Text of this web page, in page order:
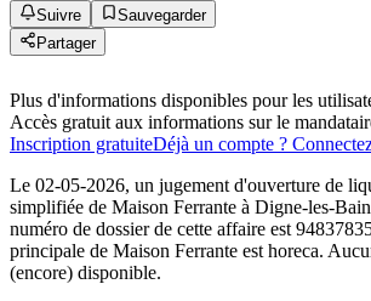
Suivre
Sauvegarder
Partager
Plus d'informations disponibles pour les
Accès gratuit aux informations sur le
Inscription gratuiteDéjà un compte ?
Le 02-05-2026, un jugement d'ouverture de
simplifiée de Maison Ferrante à Digne-les-
numéro de dossier de cette affaire est
principale de Maison Ferrante est horeca.
(encore) disponible.